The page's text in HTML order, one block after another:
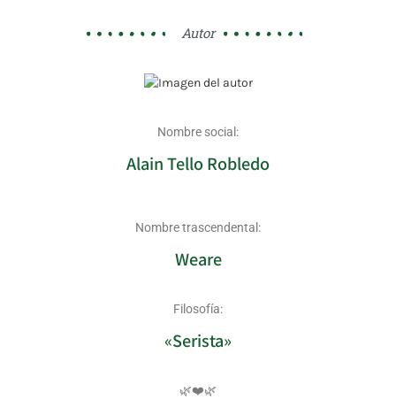
Autor
Nombre social:
Alain Tello Robledo
Nombre trascendental:
Weare
Filosofía:
«Serista»
🌿❤️🌿